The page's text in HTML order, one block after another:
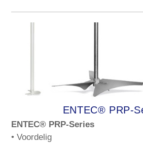
ENTEC® PRP-
ENTEC® PRP-Series
• Voordelig